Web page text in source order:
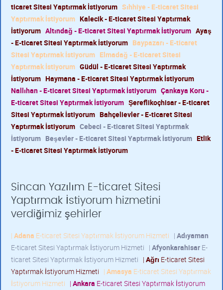
ticaret Sitesi Yaptırmak İstiyorum Sıhhiye - E-ticaret Sitesi
Yaptırmak İstiyorum Kalecik - E-ticaret Sitesi Yaptırmak
İstiyorum Altındağ - E-ticaret Sitesi Yaptırmak İstiyorum Ayaş
- E-ticaret Sitesi Yaptırmak İstiyorum Baypazarı - E-ticaret
Sitesi Yaptırmak İstiyorum Elmadağ - E-ticaret Sitesi
Yaptırmak İstiyorum Güdül - E-ticaret Sitesi Yaptırmak
İstiyorum Haymana - E-ticaret Sitesi Yaptırmak İstiyorum
Nallıhan - E-ticaret Sitesi Yaptırmak İstiyorum Çankaya Koru -
E-ticaret Sitesi Yaptırmak İstiyorum Şereflikoçhisar - E-ticaret
Sitesi Yaptırmak İstiyorum Bahçelievler - E-ticaret Sitesi
Yaptırmak İstiyorum Cebeci - E-ticaret Sitesi Yaptırmak
İstiyorum Beşevler - E-ticaret Sitesi Yaptırmak İstiyorum Etlik
- E-ticaret Sitesi Yaptırmak İstiyorum
Sincan Yazılım E-ticaret Sitesi
Yaptırmak İstiyorum hizmetini
verdiğimiz şehirler
| Adana E-ticaret Sitesi Yaptırmak İstiyorum Hizmeti | Adıyaman
E-ticaret Sitesi Yaptırmak İstiyorum Hizmeti | Afyonkarahisar E-
ticaret Sitesi Yaptırmak İstiyorum Hizmeti | Ağrı E-ticaret Sitesi
Yaptırmak İstiyorum Hizmeti | Amasya E-ticaret Sitesi Yaptırmak
İstiyorum Hizmeti | Ankara E-ticaret Sitesi Yaptırmak İstiyorum